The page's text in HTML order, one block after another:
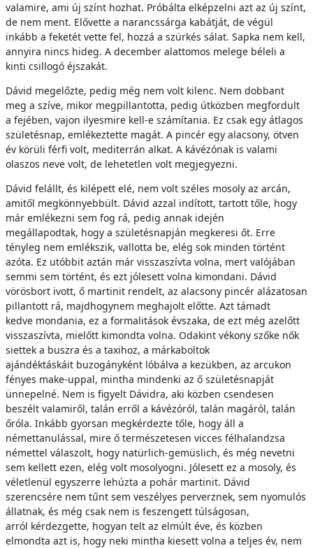
valamire, ami új színt hozhat. Próbálta elképzelni azt az új színt,
de nem ment. Elővette a narancssárga kabátját, de végül
inkább a feketét vette fel, hozzá a szürkés sálat. Sapka nem kell,
annyira nincs hideg. A december alattomos melege béleli a
kinti csillogó éjszakát.
Dávid megelőzte, pedig még nem volt kilenc. Nem dobbant
meg a szíve, mikor megpillantotta, pedig útközben megfordult
a fejében, vajon ilyesmire kell-e számítania. Ez csak egy átlagos
születésnap, emlékeztette magát. A pincér egy alacsony, ötven
év körüli férfi volt, mediterrán alkat. A kávézónak is valami
olaszos neve volt, de lehetetlen volt megjegyezni.
Dávid felállt, és kilépett elé, nem volt széles mosoly az arcán,
amitől megkönnyebbült. Dávid azzal indított, tartott tőle, hogy
már emlékezni sem fog rá, pedig annak idején
megállapodtak, hogy a születésnapján megkeresi őt. Erre
tényleg nem emlékszik, vallotta be, elég sok minden történt
azóta. Ez utóbbit aztán már visszaszívta volna, mert valójában
semmi sem történt, és ezt jólesett volna kimondani. Dávid
vörösbort ivott, ő martinit rendelt, az alacsony pincér alázatosan
pillantott rá, majdhogynem meghajolt előtte. Azt támadt
kedve mondania, ez a formalitások évszaka, de ezt még azelőtt
visszaszívta, mielőtt kimondta volna. Odakint vékony szőke nők
siettek a buszra és a taxihoz, a márkaboltok
ajándéktáskáit buzogányként lóbálva a kezükben, az arcukon
fényes make-uppal, mintha mindenki az ő születésnapját
ünnepelné. Nem is figyelt Dávidra, aki közben csendesen
beszélt valamiről, talán erről a kávézóról, talán magáról, talán
őróla. Inkább gyorsan megkérdezte tőle, hogy áll a
némettanulással, mire ő természetesen vicces félhalandzsa
némettel válaszolt, hogy natürlich-gemüslich, és még nevetni
sem kellett ezen, elég volt mosolyogni. Jólesett ez a mosoly, és
véletlenül egyszerre lehúzta a pohár martinit. Dávid
szerencsére nem tűnt sem veszélyes perverznek, sem nyomulós
állatnak, és még csak nem is feszengett túlságosan,
arról kérdezgette, hogyan telt az elmúlt éve, és közben
elmondta azt is, hogy neki mintha kiesett volna a teljes év, nem